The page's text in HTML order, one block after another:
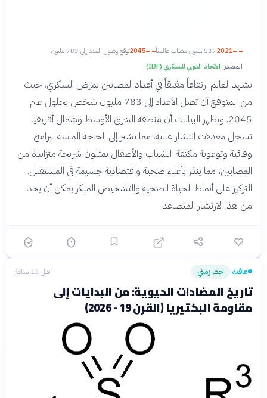
2021537 مليون مصاب عالمياً 2045توقع وصول العدد إلى 783 مليون
المصدر: الاتحاد الدولي للسكري (IDF)
يشهد العالم ارتفاعاً مقلقاً في أعداد المصابين بمرض السكري، حيث
من المتوقع أن تصل الأعداد إلى 783 مليون شخص بحلول عام
2045. وتظهر البيانات أن منطقة الشرق الأوسط وشمال أفريقيا
تسجل معدلات انتشار عالية، مما يشير إلى الحاجة الماسة لبرامج
وقائية وتوعوية مكثفة. الشباب والأطفال يمثلون شريحة متزايدة من
المصابين، مما ينذر بأعباء صحية واقتصادية جسيمة في المستقبل.
التركيز على أنماط الحياة الصحية والتشخيص المبكر يمكن أن يحد
من هذا الارتشار المتصاعد.
عافية› خط زمني قبل 13 ساعة
تاريخ المضادات الحيوية: من البدايات إلى
مقاومة البكتيريا (القرن 19 - 2026)